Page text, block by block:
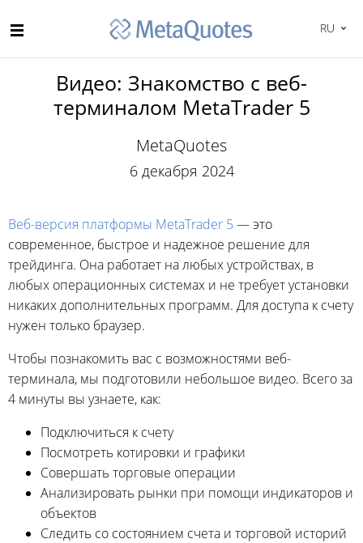
RU
Видео: Знакомство с веб-
терминалом MetaTrader 5
MetaQuotes
6 декабря 2024
Веб-версия платформы MetaTrader 5 — это
современное, быстрое и надежное решение для
трейдинга. Она работает на любых устройствах, в
любых операционных системах и не требует установки
никаких дополнительных программ. Для доступа к счету
нужен только браузер.
Чтобы познакомить вас с возможностями веб-
терминала, мы подготовили небольшое видео. Всего за
4 минуты вы узнаете, как:
Подключиться к счету
Посмотреть котировки и графики
Совершать торговые операции
Анализировать рынки при помощи индикаторов и
объектов
Следить со состоянием счета и торговой историй